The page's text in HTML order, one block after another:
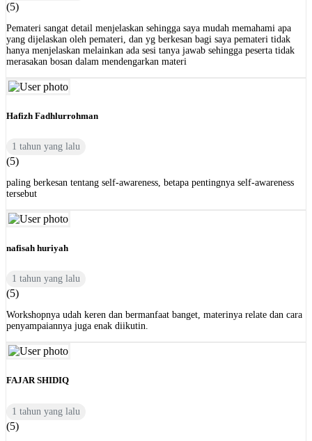
(5)
Pemateri sangat detail menjelaskan sehingga saya mudah memahami apa
yang dijelaskan oleh pemateri, dan yg berkesan bagi saya pemateri tidak
hanya menjelaskan melainkan ada sesi tanya jawab sehingga peserta tidak
merasakan bosan dalam mendengarkan materi
Hafizh Fadhlurrohman
1 tahun yang lalu
(5)
paling berkesan tentang self-awareness, betapa pentingnya self-awareness
tersebut
nafisah huriyah
1 tahun yang lalu
(5)
Workshopnya udah keren dan bermanfaat banget, materinya relate dan cara
penyampaiannya juga enak diikutin.
FAJAR SHIDIQ
1 tahun yang lalu
(5)